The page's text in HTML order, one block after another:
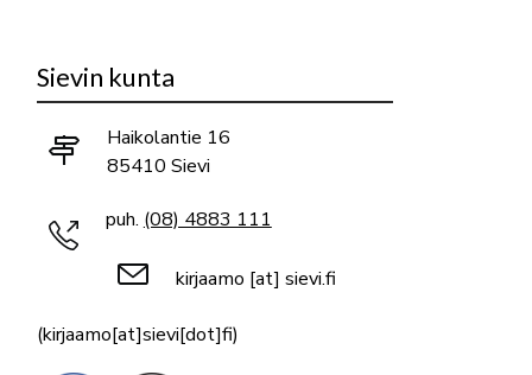
Sievin kunta
Haikolantie 16
85410 Sievi
puh. (08) 4883 111
kirjaamo [at] sievi.fi
(kirjaamo[at]sievi[dot]fi)